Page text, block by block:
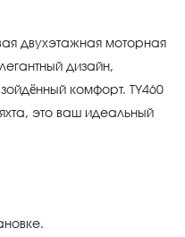
двухэтажная моторная
дизайн,
комфорт. TY460
это ваш идеальный